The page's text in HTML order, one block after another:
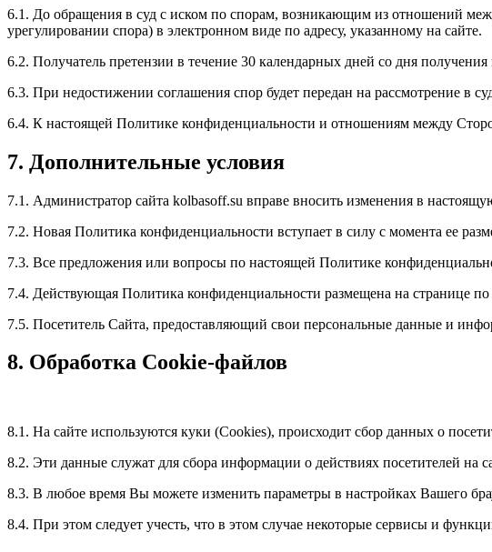
6.1. До обращения в суд с иском по спорам, возникающим из отношений
урегулировании спора) в электронном виде по адресу, указанному на сайте.
6.2. Получатель претензии в течение 30 календарных дней со дня
6.3. При недостижении соглашения спор будет передан на рассмотрение в
6.4. К настоящей Политике конфиденциальности и отношениям между
7. Дополнительные условия
7.1. Администратор сайта kolbasoff.su вправе вносить изменения в
7.2. Новая Политика конфиденциальности вступает в силу с момента ее
7.3. Все предложения или вопросы по настоящей Политике
7.4. Действующая Политика конфиденциальности размещена на странице по
7.5. Посетитель Сайта, предоставляющий свои персональные данные и
8. Обработка Cookie-файлов
8.1. На сайте используются куки (Cookies), происходит сбор данных о
8.2. Эти данные служат для сбора информации о действиях посетителей на
8.3. В любое время Вы можете изменить параметры в настройках Вашего
8.4. При этом следует учесть, что в этом случае некоторые сервисы и